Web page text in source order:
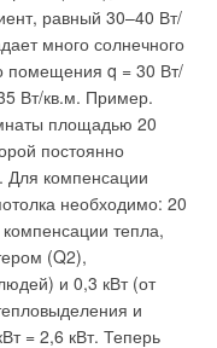
равный 30–40 Вт/
много солнечного
помещения q = 30 Вт/
Вт/кв.м. Пример.
площадью 20
постоянно
Для компенсации
необходимо: 20
тепла,
(Q2),
и 0,3 кВт (от
и
= 2,6 кВт. Теперь
информационных
что создает
стороны, Андрей
ОАО
в
устройств учета
действующего
установка
приведет к
директор ИВЦ Поток
Информацию
можно было
и из брошюры
специально
Vaillant собирает на
на выставке.
с
стенду, знакомятся
получают полный
бизнес
отключены